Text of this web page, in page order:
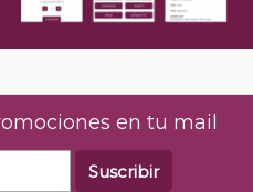
en tu mail
Suscribir